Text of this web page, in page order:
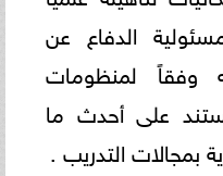
الدفاع عن
وفقاً لمنظومات
على أحدث ما
بمجالات التدريب .